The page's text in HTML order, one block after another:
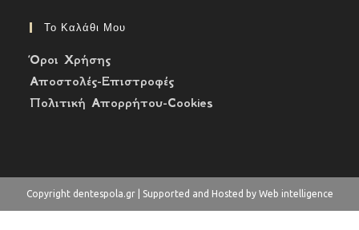
Το Καλάθι Μου
Όροι Χρήσης
Αποστολές-Επιστροφές
Πολιτική Απορρήτου-Cookies
Copyright dentespola.gr | Supported and Hosted by Web intelligence